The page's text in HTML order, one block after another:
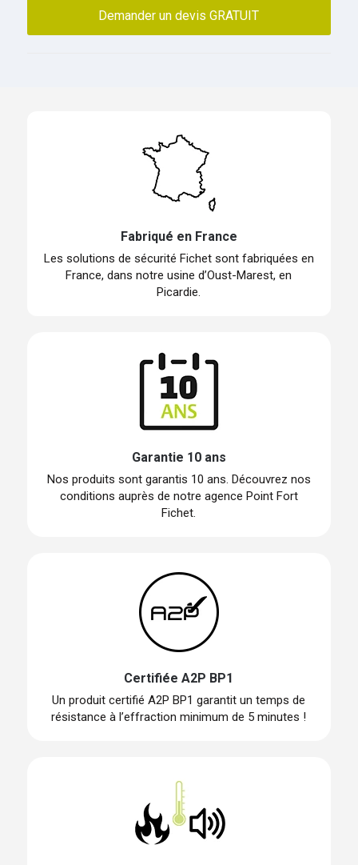
Demander un devis GRATUIT
Fabriqué en France
Les solutions de sécurité Fichet sont fabriquées en
France, dans notre usine d’Oust-Marest, en
Picardie.
Garantie 10 ans
Nos produits sont garantis 10 ans. Découvrez nos
conditions auprès de notre agence Point Fort
Fichet.
Certifiée A2P BP1
Un produit certifié A2P BP1 garantit un temps de
résistance à l’effraction minimum de 5 minutes !